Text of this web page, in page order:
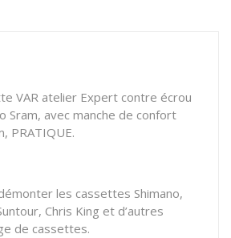
VAR atelier Expert contre écrou
Sram, avec manche de confort
PRATIQUE.
les cassettes Shimano,
Chris King et d’autres
de cassettes.